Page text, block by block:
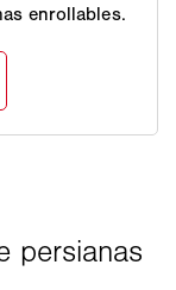
enrollables.